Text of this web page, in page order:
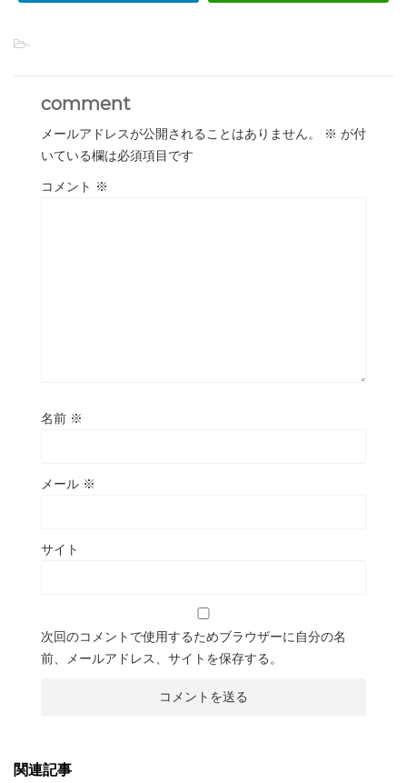
-
comment
メールアドレスが公開されることはありません。 ※ が付
いている欄は必須項目です
コメント ※
名前 ※
メール ※
サイト
次回のコメントで使用するためブラウザーに自分の名
前、メールアドレス、サイトを保存する。
関連記事